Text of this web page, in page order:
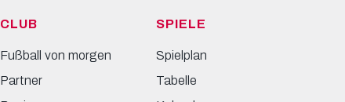
CLUB
Fußball von morgen
Partner
SPIELE
Spielplan
Tabelle